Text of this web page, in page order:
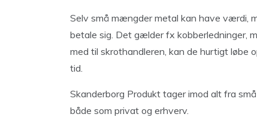
Selv små mængder metal kan have værdi,
betale sig. Det gælder fx kobberledninger,
med til skrothandleren, kan de hurtigt løbe
tid.
Skanderborg Produkt tager imod alt fra
både som privat og erhverv.